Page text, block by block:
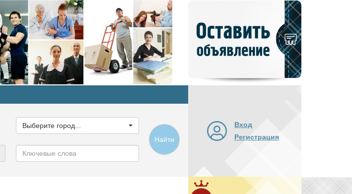
объявление
город...
Выберите город...
Ключевые
слова
Найти
Вход
Регистрация